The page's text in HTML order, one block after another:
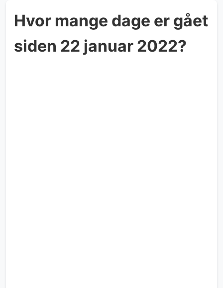
Hvor mange dage er gået
siden 22 januar 2022?